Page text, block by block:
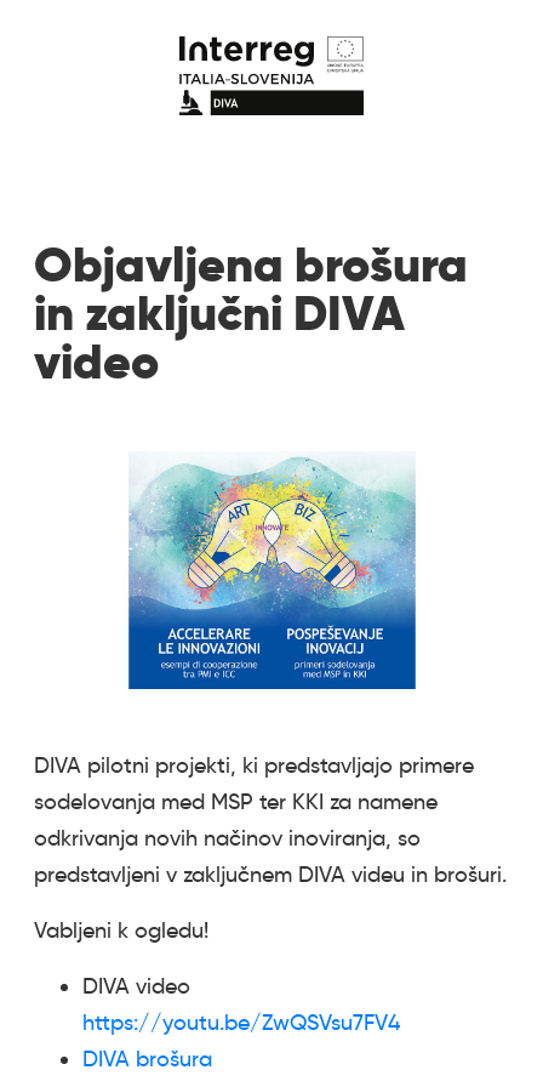
Objavljena brošura
in zaključni DIVA
video
DIVA pilotni projekti, ki predstavljajo primere
sodelovanja med MSP ter KKI za namene
odkrivanja novih načinov inoviranja, so
predstavljeni v zaključnem DIVA videu in brošuri.
Vabljeni k ogledu!
DIVA video
https://youtu.be/ZwQSVsu7FV4
DIVA brošura